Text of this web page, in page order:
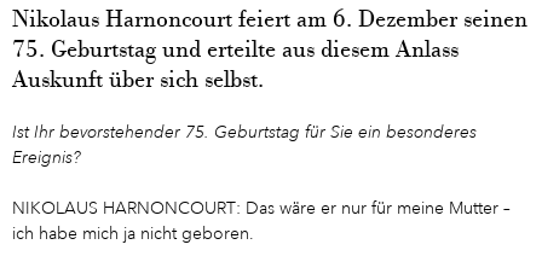
Nikolaus Harnoncourt feiert am 6. Dezember seinen
75. Geburtstag und erteilte aus diesem Anlass
Auskunft über sich selbst.
Ist Ihr bevorstehender 75. Geburtstag für Sie ein besonderes
Ereignis?
NIKOLAUS HARNONCOURT: Das wäre er nur für meine Mutter –
ich habe mich ja nicht geboren.